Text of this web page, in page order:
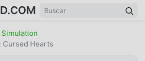
Simulation
Cursed Hearts